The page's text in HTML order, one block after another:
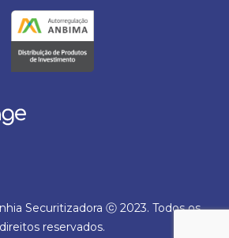
Securitizadora ⓒ 2023. Todos os
direitos reservados.